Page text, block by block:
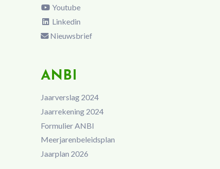
Youtube
Linkedin
Nieuwsbrief
ANBI
Jaarverslag 2024
Jaarrekening 2024
Formulier ANBI
Meerjarenbeleidsplan
Jaarplan 2026